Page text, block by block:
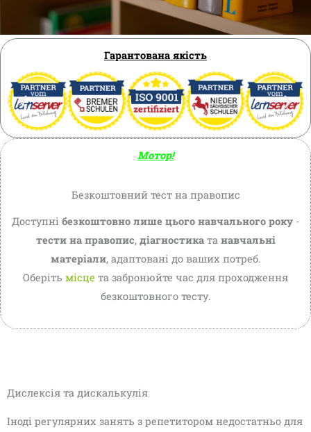
Гарантована якість
Мотор!
Безкоштовний тест на правопис
Доступні безкоштовно лише цього навчального року-
тести на правопис, діагностиката навчальні
матеріали, адаптовані до ваших потреб.
Оберіть місце та забронюйте час для проходження
безкоштовного тесту.
Дислексія та дискалькулія
Іноді регулярних занять з репетитором недостатньо для